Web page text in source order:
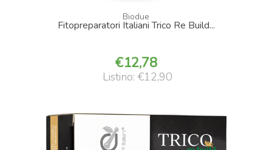
Biodue
Fitopreparatori Italiani Trico Re Build...
12,78
Listino: €12,90